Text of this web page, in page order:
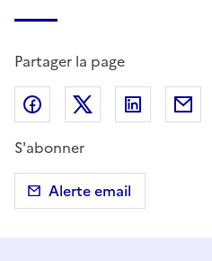
Partager la page
Partager sur Facebook
Partager sur X
S'abonner
Alerte email